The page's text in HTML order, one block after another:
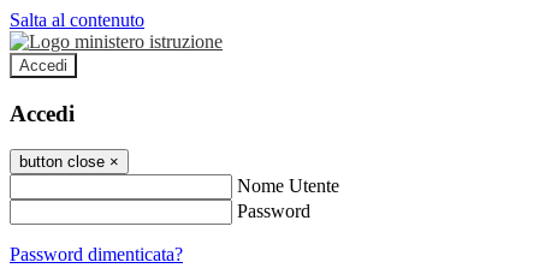
Salta al contenuto
Accedi
Accedi
button close ×
Nome Utente
Password
Password dimenticata?